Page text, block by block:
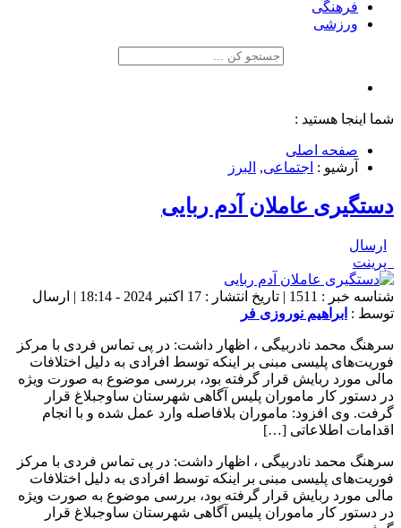
فرهنگی
ورزشی
شما اینجا هستید :
صفحه اصلی
آرشیو : اجتماعی, البرز
دستگیری عاملان آدم ربایی
ارسال
پرینت
شناسه خبر : 1511 | تاریخ انتشار : 17 اکتبر 2024 - 18:14 | ارسال
توسط : ابراهیم نوروزی فر
سرهنگ محمد نادربیگی ، اظهار داشت: در پی تماس فردی با مرکز
فوریت‌های پلیسی مبنی بر اینکه توسط افرادی به دلیل اختلافات
مالی مورد ربایش قرار گرفته بود، بررسی موضوع به صورت ویژه
در دستور کار ماموران پلیس آگاهی شهرستان ساوجبلاغ قرار
گرفت. وی افزود: ماموران بلافاصله وارد عمل شده و با انجام
اقدامات اطلاعاتی […]
سرهنگ محمد نادربیگی ، اظهار داشت: در پی تماس فردی با مرکز
فوریت‌های پلیسی مبنی بر اینکه توسط افرادی به دلیل اختلافات
مالی مورد ربایش قرار گرفته بود، بررسی موضوع به صورت ویژه
در دستور کار ماموران پلیس آگاهی شهرستان ساوجبلاغ قرار